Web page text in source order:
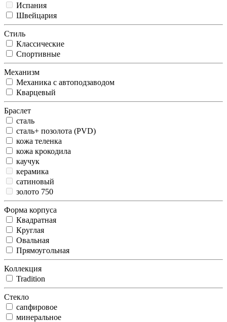
Испания
Швейцария
Стиль
Классические
Спортивные
Механизм
Механика с автоподзаводом
Кварцевый
Браслет
сталь
сталь+ позолота (PVD)
кожа теленка
кожа крокодила
каучук
керамика
сатиновый
золото 750
Форма корпуса
Квадратная
Круглая
Овальная
Прямоугольная
Коллекция
Tradition
Стекло
сапфировое
минеральное